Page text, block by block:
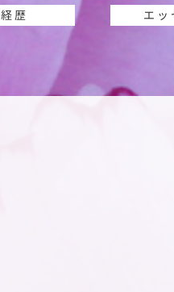
経歴
エッ